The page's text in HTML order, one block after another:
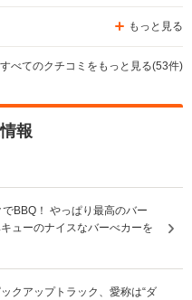
もっと見る
すべてのクチコミをもっと見る(53件)
報
BBQ！ やっぱり最高のバー
ューのナイスなバーべカーを
クアップトラック、愛称は“ダ